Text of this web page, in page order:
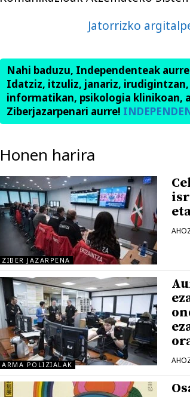
Jatorrizko
Nahi baduzu, Independenteak
Idatziz, itzuliz, janariz,
informatikan, psikologia klinikoan,
Ziberjazarpenari aurre!
Honen harira
ZIBER JAZARPENA
ARMA POLIZIALAK